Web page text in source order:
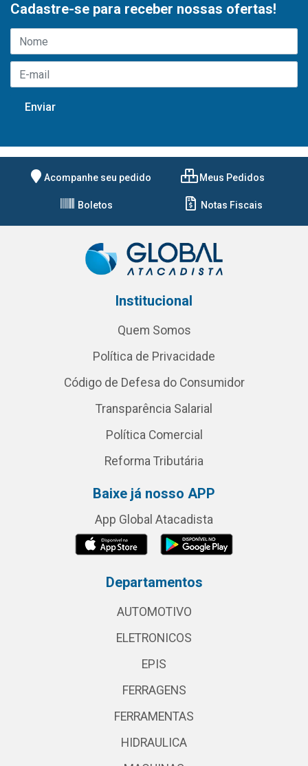
Cadastre-se para receber nossas ofertas!
Acompanhe seu pedido Meus Pedidos
Boletos Notas Fiscais
Institucional
Quem Somos
Política de Privacidade
Código de Defesa do Consumidor
Transparência Salarial
Política Comercial
Reforma Tributária
Baixe já nosso APP
App Global Atacadista
Departamentos
AUTOMOTIVO
ELETRONICOS
EPIS
FERRAGENS
FERRAMENTAS
HIDRAULICA